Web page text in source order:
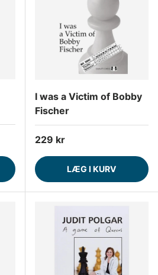
I was a Victim of Bobby
Fischer
Normalpris
229 kr
LÆG I KURV